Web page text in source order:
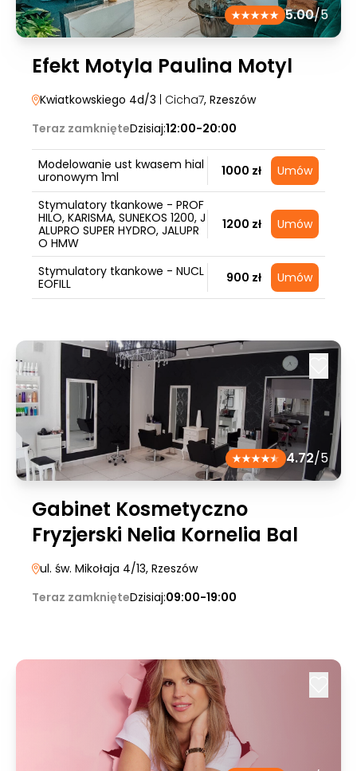
5.00/5
Efekt Motyla Paulina Motyl
Kwiatkowskiego 4d/3 | Cicha7, Rzeszów
Teraz zamknięteDzisiaj:12:00-20:00
Modelowanie ust kwasem hial
uronowym 1ml
1000 zł Umów
Stymulatory tkankowe - PROF
HILO, KARISMA, SUNEKOS 1200, J
ALUPRO SUPER HYDRO, JALUPR
O HMW
1200 zł Umów
Stymulatory tkankowe - NUCL
EOFILL
900 zł Umów
4.72/5
Gabinet Kosmetyczno
Fryzjerski Nelia Kornelia Bal
ul. św. Mikołaja 4/13, Rzeszów
Teraz zamknięteDzisiaj:09:00-19:00